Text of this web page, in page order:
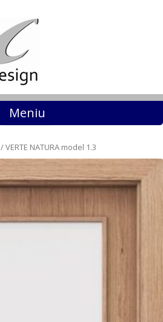
Meniu Sari la conținut
/ VERTE NATURA model 1.3